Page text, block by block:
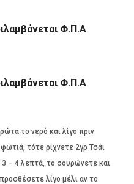
Φ.Π.Α
Φ.Π.Α
το νερό και λίγο πριν
τότε ρίχνετε 2γρ Τσάι
3 – 4 λεπτά, το σουρώνετε και
λίγο μέλι αν το